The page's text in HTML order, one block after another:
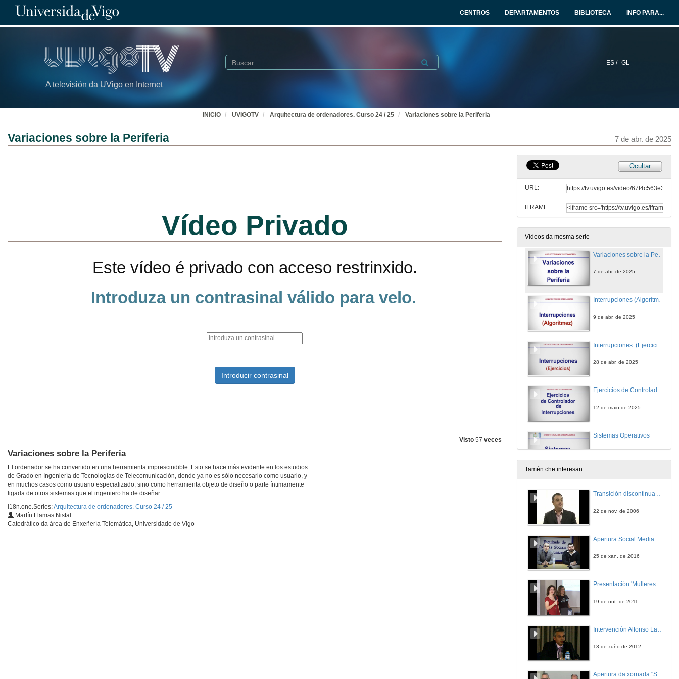
CENTROS DEPARTAMENTOS BIBLIOTECA INFO PARA...
A televisión da UVigo en Internet
ES / GL
Buscar Submit
INICIO UVIGOTV Arquitectura de ordenadores. Curso 24 / 25 Variaciones sobre la Periferia
Variaciones sobre la Periferia 7 de abr. de 2025
Visto 57 veces
Variaciones sobre la Periferia
El ordenador se ha convertido en una herramienta imprescindible. Esto se hace más evidente en los estudios
de Grado en Ingeniería de Tecnologías de Telecomunicación, donde ya no es sólo necesario como usuario, y
en muchos casos como usuario especializado, sino como herramienta objeto de diseño o parte íntimamente
ligada de otros sistemas que el ingeniero ha de diseñar.
i18n.one.Series:Arquitectura de ordenadores. Curso 24 / 25
Martín Llamas Nistal
Catedrático da área de Enxeñería Telemática, Universidade de Vigo
Ocultar
URL:
IFRAME:
Vídeos da mesma serie
Ejercicios
24 de mar. de 2023
EC2AB_14: Ejercicio 2 de Algorítmez (recuperada del curso 23/24)
Ejercicios Semana 9
31 de mar. de 2025
7 de abr. de 2025
Interrupciones (Algorítmez)
9 de abr. de 2025
28 de abr. de 2025
Ejercicios de Controlador de interrupciones
12 de maio de 2025
Sistemas Operativos
Sistemas Operativos. Descripción de Procesos (completa)
6 de maio de 2024
Tamén che interesan
Transición discontinua de partículas de microgel termosensible
22 de nov. de 2006
25 de xan. de 2016
Presentación 'Mulleres no software libre'
19 de out. de 2011
13 de xuño de 2012
Apertura da xornada "Smart-Energy, Smart-City"